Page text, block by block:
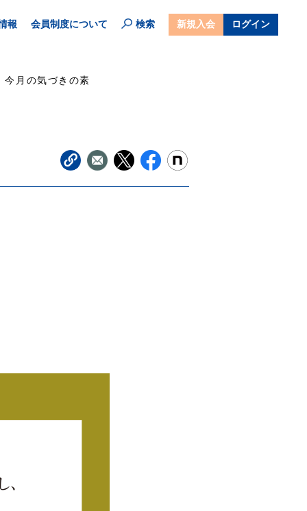
報 会員制度について 検索 新規入会 ログイン
今月の気づきの素